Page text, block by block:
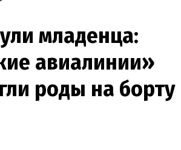
младенца:
авиалинии»
роды на борту